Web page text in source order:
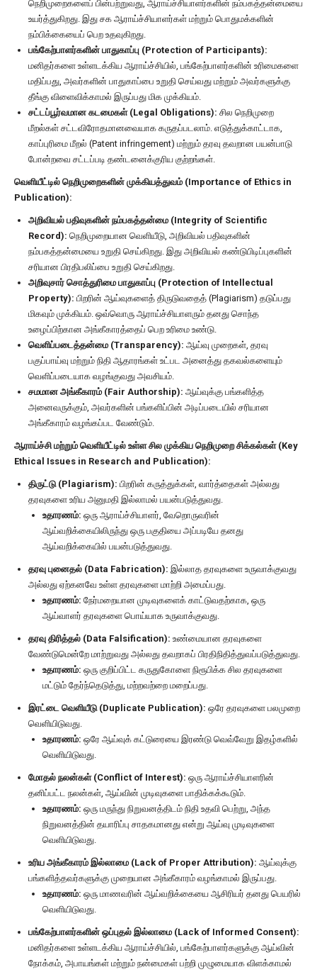
நெறிமுறைகளைப் பின்பற்றுவது, ஆராய்ச்சியாளர்களின் நம்பகத்தன்மையை
உயர்த்துகிறது. இது சக ஆராய்ச்சியாளர்கள் மற்றும் பொதுமக்களின்
நம்பிக்கையைப் பெற உதவுகிறது.
பங்கேற்பாளர்களின் பாதுகாப்பு (Protection of Participants):
மனிதர்களை உள்ளடக்கிய ஆராய்ச்சியில், பங்கேற்பாளர்களின் உரிமைகளை
மதிப்பது, அவர்களின் பாதுகாப்பை உறுதி செய்வது மற்றும் அவர்களுக்கு
தீங்கு விளைவிக்காமல் இருப்பது மிக முக்கியம்.
சட்டப்பூர்வமான கடமைகள் (Legal Obligations): சில நெறிமுறை
மீறல்கள் சட்டவிரோதமானவையாக கருதப்படலாம். எடுத்துக்காட்டாக,
காப்புரிமை மீறல் (Patent infringement) மற்றும் தரவு தவறான பயன்பாடு
போன்றவை சட்டப்படி தண்டனைக்குரிய குற்றங்கள்.
வெளியீட்டில் நெறிமுறைகளின் முக்கியத்துவம் (Importance of Ethics in
Publication):
அறிவியல் பதிவுகளின் நம்பகத்தன்மை (Integrity of Scientific
Record): நெறிமுறையான வெளியீடு, அறிவியல் பதிவுகளின்
நம்பகத்தன்மையை உறுதி செய்கிறது. இது அறிவியல் கண்டுபிடிப்புகளின்
சரியான பிரதிபலிப்பை உறுதி செய்கிறது.
அறிவுசார் சொத்துரிமை பாதுகாப்பு (Protection of Intellectual
Property): பிறரின் ஆய்வுகளைத் திருடுவதைத் (Plagiarism) தடுப்பது
மிகவும் முக்கியம். ஒவ்வொரு ஆராய்ச்சியாளரும் தனது சொந்த
உழைப்பிற்கான அங்கீகாரத்தைப் பெற உரிமை உண்டு.
வெளிப்படைத்தன்மை (Transparency): ஆய்வு முறைகள், தரவு
பகுப்பாய்வு மற்றும் நிதி ஆதாரங்கள் உட்பட அனைத்து தகவல்களையும்
வெளிப்படையாக வழங்குவது அவசியம்.
சமமான அங்கீகாரம் (Fair Authorship): ஆய்வுக்கு பங்களித்த
அனைவருக்கும், அவர்களின் பங்களிப்பின் அடிப்படையில் சரியான
அங்கீகாரம் வழங்கப்பட வேண்டும்.
ஆராய்ச்சி மற்றும் வெளியீட்டில் உள்ள சில முக்கிய நெறிமுறை சிக்கல்கள் (Key
Ethical Issues in Research and Publication):
திருட்டு (Plagiarism): பிறரின் கருத்துக்கள், வார்த்தைகள் அல்லது
தரவுகளை உரிய அனுமதி இல்லாமல் பயன்படுத்துவது.
உதாரணம்: ஒரு ஆராய்ச்சியாளர், வேறொருவரின்
ஆய்வறிக்கையிலிருந்து ஒரு பகுதியை அப்படியே தனது
ஆய்வறிக்கையில் பயன்படுத்துவது.
தரவு புனைதல் (Data Fabrication): இல்லாத தரவுகளை உருவாக்குவது
அல்லது ஏற்கனவே உள்ள தரவுகளை மாற்றி அமைப்பது.
உதாரணம்: நேர்மறையான முடிவுகளைக் காட்டுவதற்காக, ஒரு
ஆய்வாளர் தரவுகளை பொய்யாக உருவாக்குவது.
தரவு திரித்தல் (Data Falsification): உண்மையான தரவுகளை
வேண்டுமென்றே மாற்றுவது அல்லது தவறாகப் பிரதிநிதித்துவப்படுத்துவது.
உதாரணம்: ஒரு குறிப்பிட்ட கருதுகோளை நிரூபிக்க சில தரவுகளை
மட்டும் தேர்ந்தெடுத்து, மற்றவற்றை மறைப்பது.
இரட்டை வெளியீடு (Duplicate Publication): ஒரே தரவுகளை பலமுறை
வெளியிடுவது.
உதாரணம்: ஒரே ஆய்வுக் கட்டுரையை இரண்டு வெவ்வேறு இதழ்களில்
வெளியிடுவது.
மோதல் நலன்கள் (Conflict of Interest): ஒரு ஆராய்ச்சியாளரின்
தனிப்பட்ட நலன்கள், ஆய்வின் முடிவுகளை பாதிக்கக்கூடும்.
உதாரணம்: ஒரு மருந்து நிறுவனத்திடம் நிதி உதவி பெற்று, அந்த
நிறுவனத்தின் தயாரிப்பு சாதகமானது என்று ஆய்வு முடிவுகளை
வெளியிடுவது.
உரிய அங்கீகாரம் இல்லாமை (Lack of Proper Attribution): ஆய்வுக்கு
பங்களித்தவர்களுக்கு முறையான அங்கீகாரம் வழங்காமல் இருப்பது.
உதாரணம்: ஒரு மாணவரின் ஆய்வறிக்கையை ஆசிரியர் தனது பெயரில்
வெளியிடுவது.
பங்கேற்பாளர்களின் ஒப்புதல் இல்லாமை (Lack of Informed Consent):
மனிதர்களை உள்ளடக்கிய ஆராய்ச்சியில், பங்கேற்பாளர்களுக்கு ஆய்வின்
நோக்கம், அபாயங்கள் மற்றும் நன்மைகள் பற்றி முழுமையாக விளக்காமல்